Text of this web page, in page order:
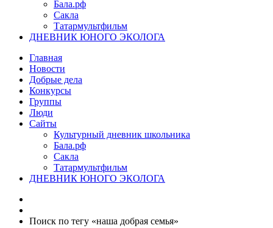
Бала.рф
Сакла
Татармультфильм
ДНЕВНИК ЮНОГО ЭКОЛОГА
Главная
Новости
Добрые дела
Конкурсы
Группы
Люди
Сайты
Культурный дневник школьника
Бала.рф
Сакла
Татармультфильм
ДНЕВНИК ЮНОГО ЭКОЛОГА
Поиск по тегу «наша добрая семья»